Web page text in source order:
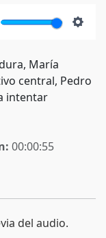
María
central, Pedro
intentar
00:00:55